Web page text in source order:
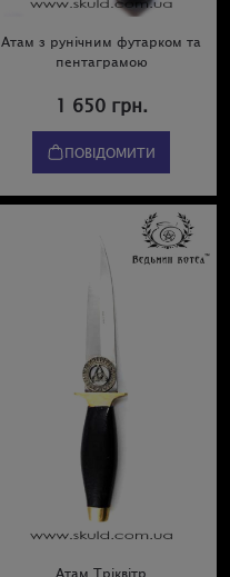
Атам з рунічним футарком та
пентаграмою
1 650 грн.
ПОВІДОМИТИ
Атам Тріквітр